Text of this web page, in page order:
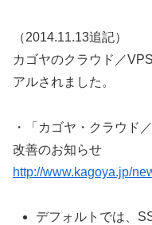
（2014.11.13追記）
カゴヤのクラウド／
アルされました。
・「カゴヤ・クラウド
改善のお知らせ
http://www.kagoya.jp/
デフォルトでは、